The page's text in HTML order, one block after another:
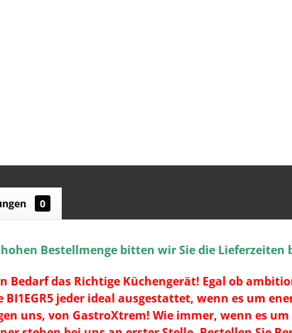
0
Bestellmenge bitten wir Sie die Lieferzeiten
Bedarf das Richtige Küchengerät! Egal ob
jeder ideal ausgestattet, wenn es um
uns, von GastroXtrem! Wie immer, wenn es